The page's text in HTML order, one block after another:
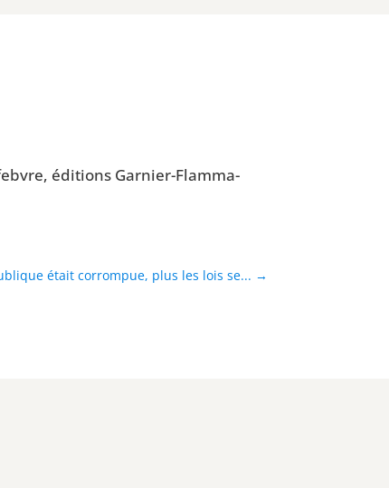
édi­tions Gar­nier-Flam­ma­
était corrompue, plus les lois se... →